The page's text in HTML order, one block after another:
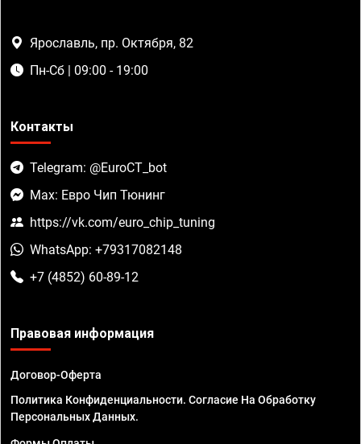
Ярославль, пр. Октября, 82
Пн-Сб | 09:00 - 19:00
Контакты
Telegram: @EuroCT_bot
Max: Евро Чип Тюнинг
https://vk.com/euro_chip_tuning
WhatsApp: +79317082148
+7 (4852) 60-89-12
Правовая информация
Договор-Оферта
Политика Конфиденциальности. Согласие На Обработку
Персональных Данных.